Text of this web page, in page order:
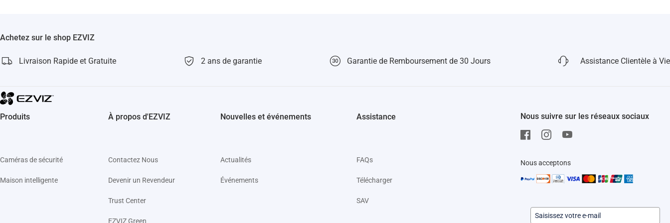
-Si cela fonctionne, cela signifie que le problème peut provenir du câble ou du port.
Achetez sur le shop EZVIZ
Livraison Rapide et Gratuite 2 ans de garantie Garantie de Remboursement de 30 Jours Assistance Clientèle à Vie
Produits
Caméras de sécurité
Maison intelligente
À propos d'EZVIZ
Contactez Nous
Devenir un Revendeur
Trust Center
EZVIZ Green
Nouvelles et événements
Actualités
Événements
Assistance
FAQs
Télécharger
SAV
Nous suivre sur les réseaux sociaux
Nous acceptons